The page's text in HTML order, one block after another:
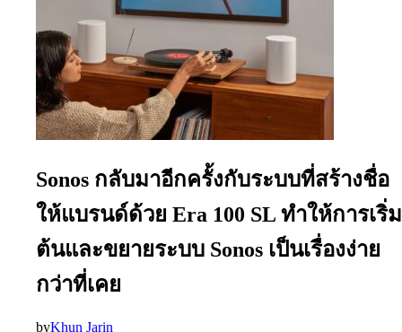
Sonos กลับมาอีกครั้งกับระบบที่สร้างชื่อ
ให้แบรนด์ด้วย Era 100 SL ทำให้การเริ่ม
ต้นและขยายระบบ Sonos เป็นเรื่องง่าย
กว่าที่เคย
byKhun Jarin